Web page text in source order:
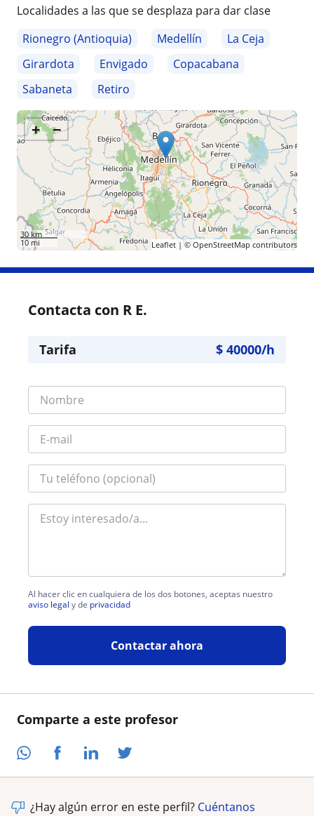
Comparte a este profesor
Localidades a las que se desplaza para dar clase
Rionegro (Antioquia)
Medellín
La Ceja
Girardota
Envigado
Copacabana
Sabaneta
Retiro
+ −
30 km
10 mi
Leaflet| © OpenStreetMap contributors
Contacta con R E.
Tarifa $ 40000/h
Al hacer clic en cualquiera de los dos botones, aceptas nuestro
aviso legal y de privacidad
Contactar ahora
¿Hay algún error en este perfil? Cuéntanos